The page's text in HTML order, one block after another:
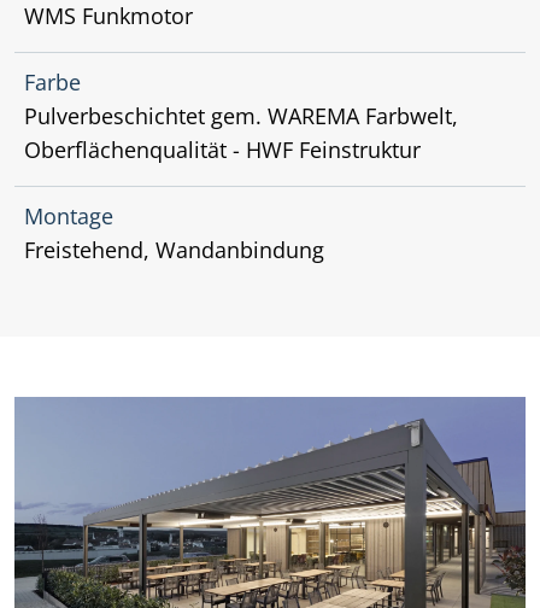
WMS Funkmotor
Farbe
Pulverbeschichtet gem. WAREMA Farbwelt,
Oberflächenqualität - HWF Feinstruktur
Montage
Freistehend, Wandanbindung